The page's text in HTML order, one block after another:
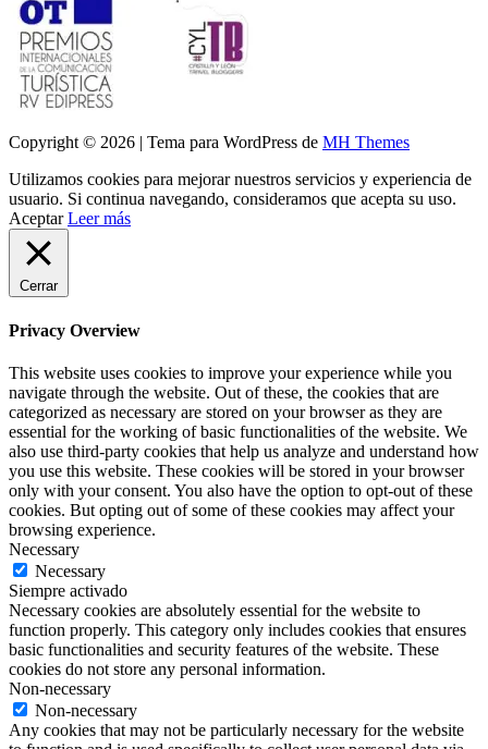
Copyright © 2026 | Tema para WordPress de MH Themes
Utilizamos cookies para mejorar nuestros servicios y experiencia de
usuario. Si continua navegando, consideramos que acepta su uso.
Aceptar Leer más
Cerrar
Privacy Overview
This website uses cookies to improve your experience while you
navigate through the website. Out of these, the cookies that are
categorized as necessary are stored on your browser as they are
essential for the working of basic functionalities of the website. We
also use third-party cookies that help us analyze and understand how
you use this website. These cookies will be stored in your browser
only with your consent. You also have the option to opt-out of these
cookies. But opting out of some of these cookies may affect your
browsing experience.
Necessary
Necessary
Siempre activado
Necessary cookies are absolutely essential for the website to
function properly. This category only includes cookies that ensures
basic functionalities and security features of the website. These
cookies do not store any personal information.
Non-necessary
Non-necessary
Any cookies that may not be particularly necessary for the website